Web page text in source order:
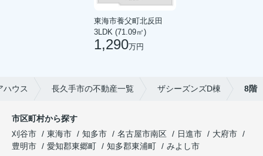
東海市養父町北反田
3LDK (71.09㎡)
1,290万円
ハウス 長久手市の不動産一覧 ザシーズンズD棟 8階
市区町村から探す
刈谷市
東海市 知多市 名古屋市南区 日進市
大府市
豊明市
愛知郡東郷町 知多郡東浦町
みよし市